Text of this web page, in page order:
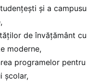
și a
de învățământ cu
moderne,
programelor
școlar,